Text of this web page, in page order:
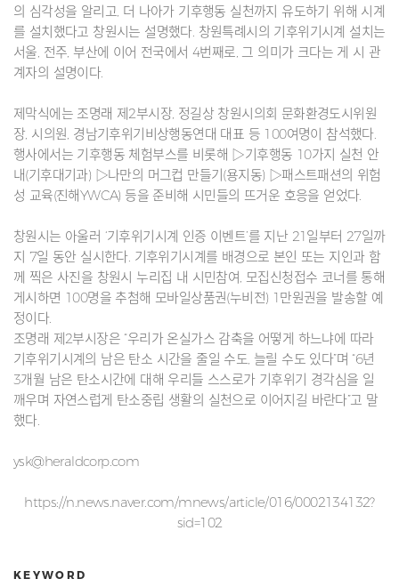
의 심각성을 알리고, 더 나아가 기후행동 실천까지 유도하기 위해 시계
를 설치했다고 창원시는 설명했다. 창원특례시의 기후위기시계 설치는
서울, 전주, 부산에 이어 전국에서 4번째로, 그 의미가 크다는 게 시 관
계자의 설명이다.
제막식에는 조명래 제2부시장, 정길상 창원시의회 문화환경도시위원
장, 시의원, 경남기후위기비상행동연대 대표 등 100여명이 참석했다.
행사에서는 기후행동 체험부스를 비롯해 ▷기후행동 10가지 실천 안
내(기후대기과) ▷나만의 머그컵 만들기(용지동) ▷패스트패션의 위험
성 교육(진해YWCA) 등을 준비해 시민들의 뜨거운 호응을 얻었다.
창원시는 아울러 ‘기후위기시계 인증 이벤트’를 지난 21일부터 27일까
지 7일 동안 실시한다. 기후위기시계를 배경으로 본인 또는 지인과 함
께 찍은 사진을 창원시 누리집 내 시민참여, 모집신청접수 코너를 통해
게시하면 100명을 추첨해 모바일상품권(누비전) 1만원권을 발송할 예
정이다.
조명래 제2부시장은 “우리가 온실가스 감축을 어떻게 하느냐에 따라
기후위기시계의 남은 탄소 시간을 줄일 수도, 늘릴 수도 있다”며 “6년
3개월 남은 탄소시간에 대해 우리들 스스로가 기후위기 경각심을 일
깨우며 자연스럽게 탄소중립 생활의 실천으로 이어지길 바란다”고 말
했다.
ysk@heraldcorp.com
https://n.news.naver.com/mnews/article/016/0002134132?
sid=102
KEYWORD